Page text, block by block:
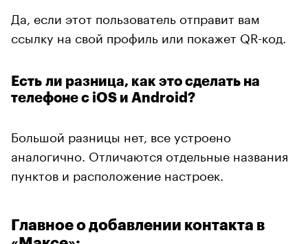
Да, если этот пользователь отправит вам
ссылку на свой профиль или покажет QR-код.
Есть ли разница, как это сделать на
телефоне с iOS и Android?
Большой разницы нет, все устроено
аналогично. Отличаются отдельные названия
пунктов и расположение настроек.
Главное о добавлении контакта в